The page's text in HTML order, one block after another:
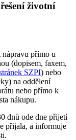
životní
nápravu přímo u
(dopisem, faxem,
SZPI) nebo
na oddělení
nebo přímo k
nákupu.
dnů ode dne přijetí
přijala, a informuje